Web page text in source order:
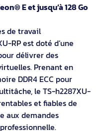
E et jusqu’à 128 Go
de travail
RP est doté d’une
délivrer des
Prenant en
DDR4 ECC pour
le TS-h2287XU-
et fiables de
aux demandes